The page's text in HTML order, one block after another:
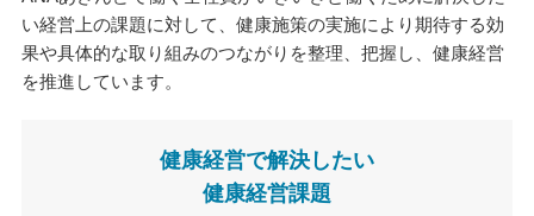
い経営上の課題に対して、健康施策の実施により期待する効
果や具体的な取り組みのつながりを整理、把握し、健康経営
を推進しています。
健康経営で解決したい
健康経営課題